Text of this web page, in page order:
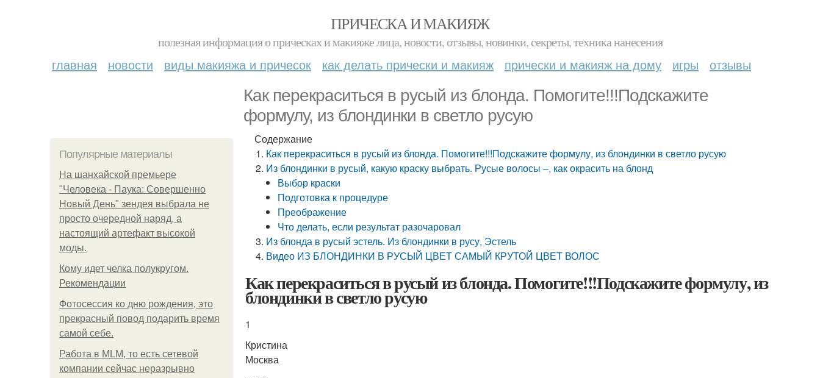
ПРИЧЕСКА И МАКИЯЖ
полезная информация о прическах и макияже лица, новости, отзывы, новинки, секреты, техника нанесения
главная новости виды макияжа и причесок как делать прически и макияж прически и макияж на дому игры отзывы
Как перекраситься в русый из блонда. Помогите!!!Подскажите
формулу, из блондинки в светло русую
Популярные материалы
На шанхайской премьере
"Человека - Паука: Совершенно
Новый День" зендея выбрала не
просто очередной наряд, а
настоящий артефакт высокой
моды.
Кому идет челка полукругом.
Рекомендации
Фотосессия ко дню рождения, это
прекрасный повод подарить время
самой себе.
Работа в MLM, то есть сетевой
компании сейчас неразрывно
Содержание
Как перекраситься в русый из блонда. Помогите!!!Подскажите формулу, из блондинки в светло русую
Из блондинки в русый, какую краску выбрать. Русые волосы –, как окрасить на блонд
Выбор краски
Подготовка к процедуре
Преображение
Что делать, если результат разочаровал
Из блонда в русый эстель. Из блондинки в русу, Эстель
Видео ИЗ БЛОНДИНКИ В РУСЫЙ ЦВЕТ САМЫЙ КРУТОЙ ЦВЕТ ВОЛОС
Как перекраситься в русый из блонда. Помогите!!!Подскажите формулу, из
блондинки в светло русую
1
Кристина
Москва